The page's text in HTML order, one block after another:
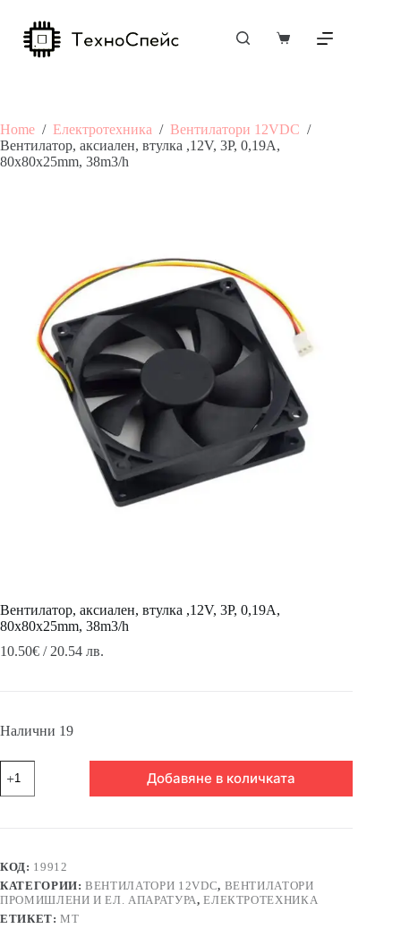
content
Shopping
Home / Електротехника / Вентилатори 12VDC /
Вентилатор, аксиален, втулка ,12V, 3P, 0,19A,
80х80х25mm, 38m3/h
Вентилатор, аксиален, втулка ,12V, 3P, 0,19A,
80х80х25mm, 38m3/h
10.50€ / 20.54 лв.
Налични 19
количество
за
Вентилатор,
0,19A,
80х80х25mm,
38m3/h
Добавяне в количката
КОД: 19912
КАТЕГОРИИ:ВЕНТИЛАТОРИ 12VDC, ВЕНТИЛАТОРИ
ПРОМИШЛЕНИ И ЕЛ. АПАРАТУРА,ЕЛЕКТРОТЕХНИКА
ЕТИКЕТ:MT